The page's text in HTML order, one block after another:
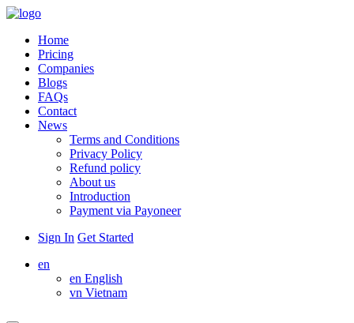
Home
Pricing
Companies
Blogs
FAQs
Contact
News
Terms and Conditions
Privacy Policy
Refund policy
About us
Introduction
Payment via Payoneer
Sign In Get Started
en
en English
vn Vietnam